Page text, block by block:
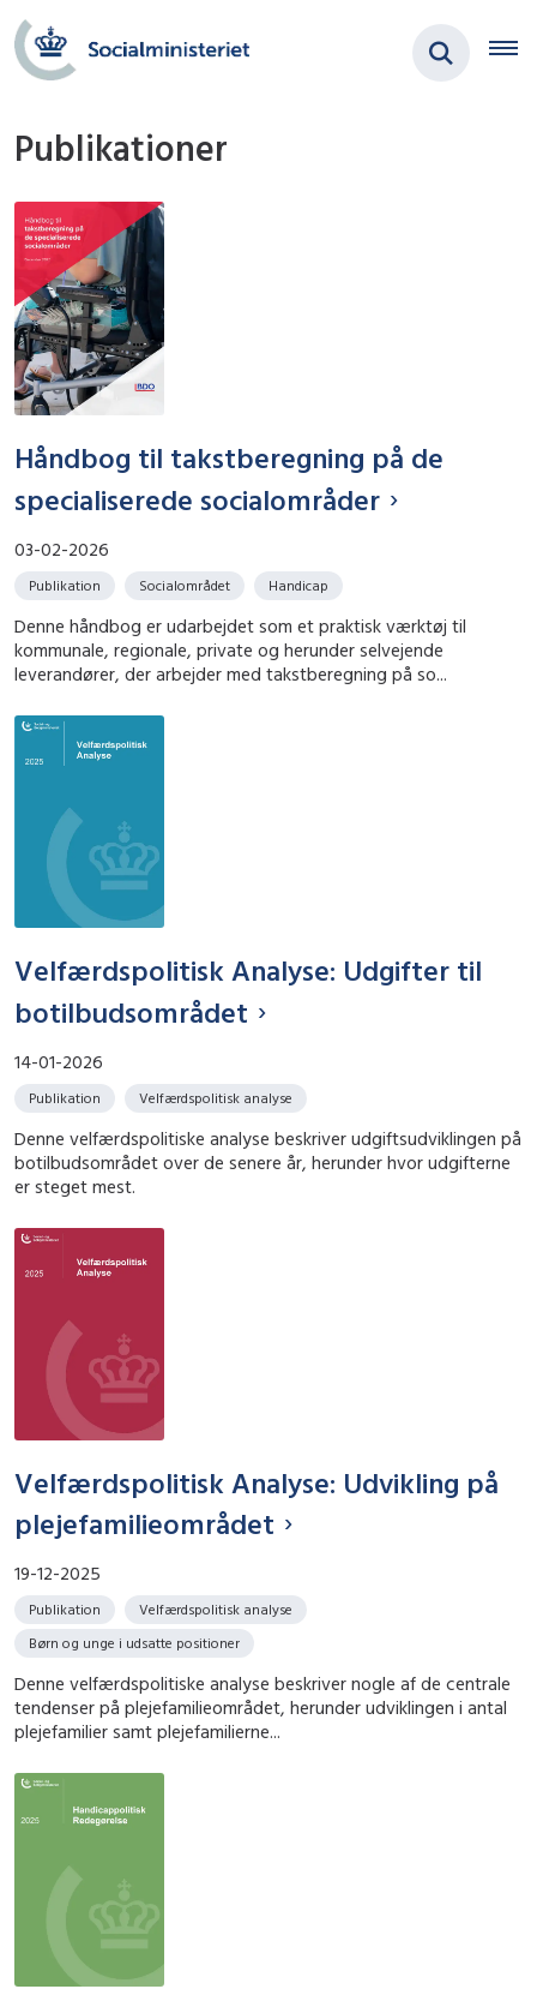
Publikationer
Håndbog til takstberegning på de
specialiserede socialområder
03-02-2026
Publikation Socialområdet Handicap
Denne håndbog er udarbejdet som et praktisk værktøj til
kommunale, regionale, private og herunder selvejende
leverandører, der arbejder med takstberegning på so...
Velfærdspolitisk Analyse: Udgifter til
botilbudsområdet
14-01-2026
Publikation Velfærdspolitisk analyse
Denne velfærdspolitiske analyse beskriver udgiftsudviklingen på
botilbudsområdet over de senere år, herunder hvor udgifterne
er steget mest.
Velfærdspolitisk Analyse: Udvikling på
plejefamilieområdet
19-12-2025
Publikation
Velfærdspolitisk analyse
Børn og unge i udsatte positioner
Denne velfærdspolitiske analyse beskriver nogle af de centrale
tendenser på plejefamilieområdet, herunder udviklingen i antal
plejefamilier samt plejefamilierne...